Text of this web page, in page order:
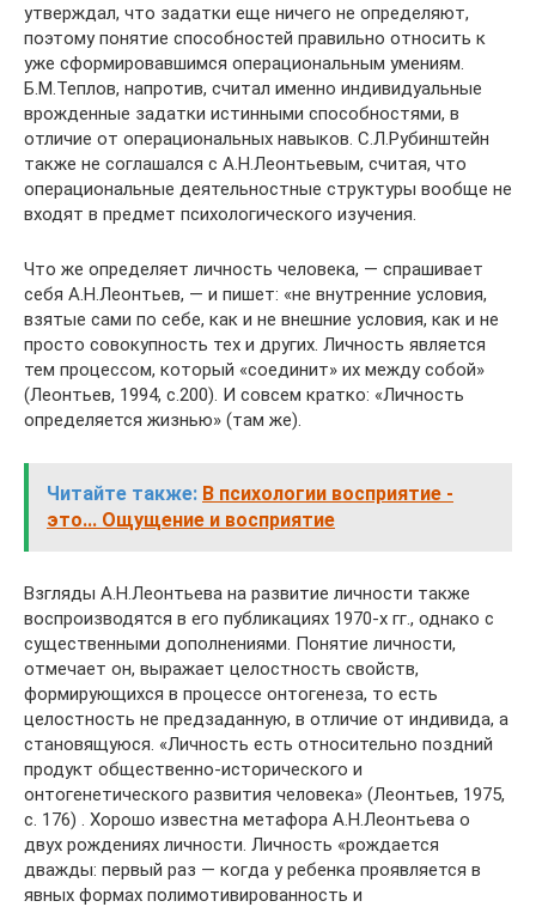
утверждал, что задатки еще ничего не определяют,
поэтому понятие способностей правильно относить к
уже сформировавшимся операциональным умениям.
Б.М.Теплов, напротив, считал именно индивидуальные
врожденные задатки истинными способностями, в
отличие от операциональных навыков. С.Л.Рубинштейн
также не соглашался с А.Н.Леонтьевым, считая, что
операциональные деятельностные структуры вообще не
входят в предмет психологического изучения.
Что же определяет личность человека, — спрашивает
себя А.Н.Леонтьев, — и пишет: «не внутренние условия,
взятые сами по себе, как и не внешние условия, как и не
просто совокупность тех и других. Личность является
тем процессом, который «соединит» их между собой»
(Леонтьев, 1994, с.200). И совсем кратко: «Личность
определяется жизнью» (там же).
Читайте также: В психологии восприятие -
это... Ощущение и восприятие
Взгляды А.Н.Леонтьева на развитие личности также
воспроизводятся в его публикациях 1970-х гг., однако с
существенными дополнениями. Понятие личности,
отмечает он, выражает целостность свойств,
формирующихся в процессе онтогенеза, то есть
целостность не предзаданную, в отличие от индивида, а
становящуюся. «Личность есть относительно поздний
продукт общественно-исторического и
онтогенетического развития человека» (Леонтьев, 1975,
с. 176) . Хорошо известна метафора А.Н.Леонтьева о
двух рождениях личности. Личность «рождается
дважды: первый раз — когда у ребенка проявляется в
явных формах полимотивированность и